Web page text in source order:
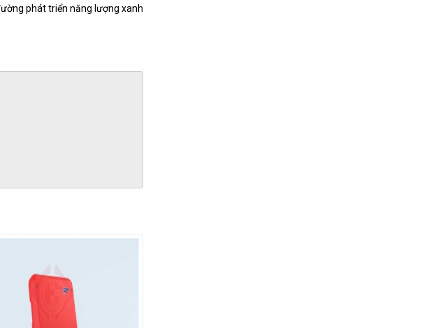
phát triển năng lượng xanh